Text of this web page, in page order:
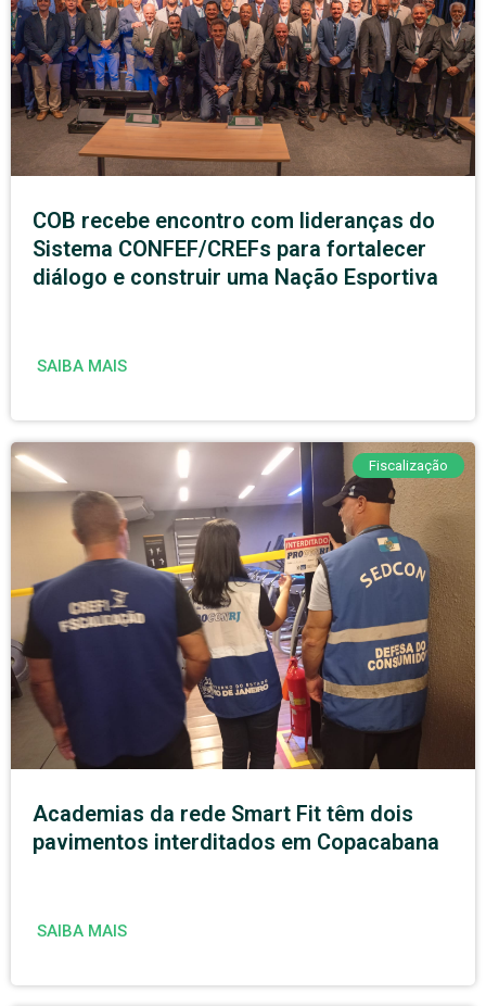
COB recebe encontro com lideranças do
Sistema CONFEF/CREFs para fortalecer
diálogo e construir uma Nação Esportiva
SAIBA MAIS
Fiscalização
Academias da rede Smart Fit têm dois
pavimentos interditados em Copacabana
SAIBA MAIS